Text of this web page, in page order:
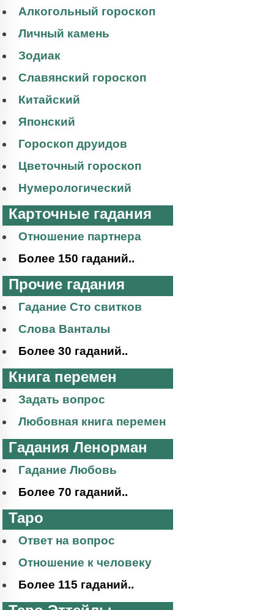
Алкогольный гороскоп
Личный камень
Зодиак
Славянский гороскоп
Китайский
Японский
Гороскоп друидов
Цветочный гороскоп
Нумерологический
Карточные гадания
Отношение партнера
Более 150 гаданий..
Прочие гадания
Гадание Сто свитков
Слова Ванталы
Более 30 гаданий..
Книга перемен
Задать вопрос
Любовная книга перемен
Гадания Ленорман
Гадание Любовь
Более 70 гаданий..
Таро
Ответ на вопрос
Отношение к человеку
Более 115 гаданий..